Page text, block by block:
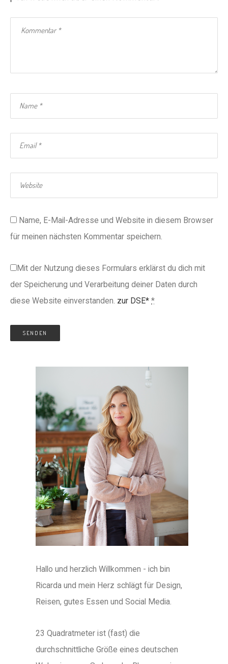
Name, E-Mail-Adresse und Website in diesem Browser
für meinen nächsten Kommentar speichern.
Mit der Nutzung dieses Formulars erklärst du dich mit
der Speicherung und Verarbeitung deiner Daten durch
diese Website einverstanden. zur DSE* *
Hallo und herzlich Willkommen - ich bin
Ricarda und mein Herz schlägt für Design,
Reisen, gutes Essen und Social Media.
23 Quadratmeter ist (fast) die
durchschnittliche Größe eines deutschen